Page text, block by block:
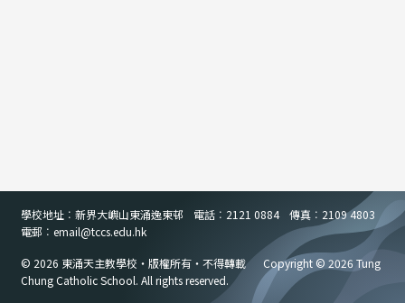
學校地址︰新界大嶼山東涌逸東邨 電話︰2121 0884
傳真︰2109 4803
電郵︰email@tccs.edu.hk
© 2026 東涌天主教學校・版權所有・不得轉載
Copyright © 2026 Tung
Chung Catholic School. All rights reserved.